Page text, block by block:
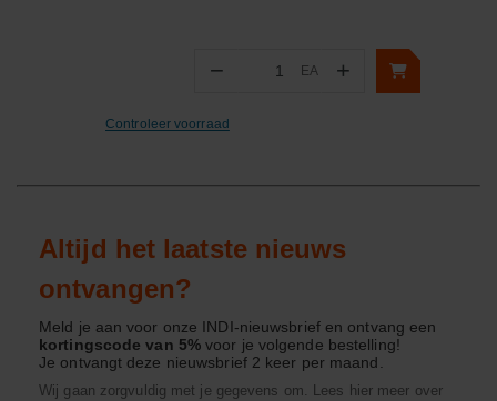
− Aantal
EA +
Controleer voorraad
Altijd het laatste nieuws
ontvangen?
Meld je aan voor onze INDI-nieuwsbrief en ontvang een
kortingscode van 5%voor je volgende bestelling!
Je ontvangt deze nieuwsbrief 2 keer per maand.
Wij gaan zorgvuldig met je gegevens om. Lees hier meer over